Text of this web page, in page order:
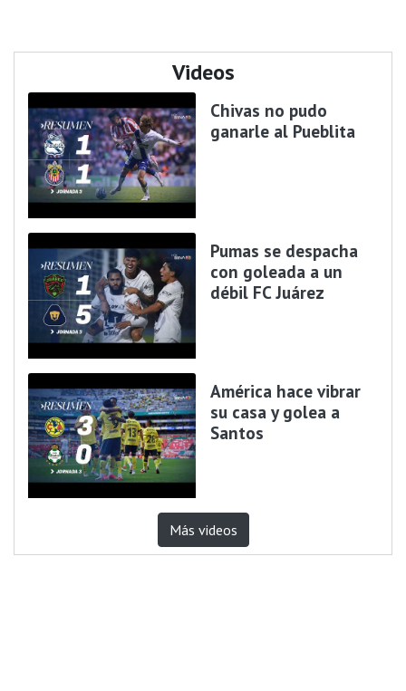
Videos
Chivas no pudo
ganarle al Pueblita
Pumas se despacha
con goleada a un
débil FC Juárez
América hace vibrar
su casa y golea a
Santos
Más videos